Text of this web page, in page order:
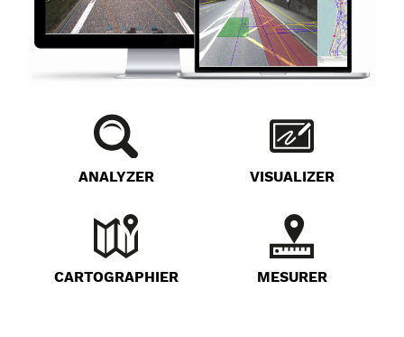
ANALYZER VISUALIZER
CARTOGRAPHIER MESURER